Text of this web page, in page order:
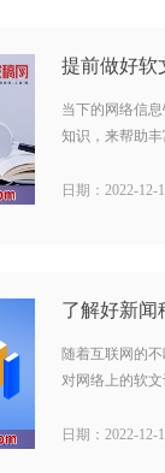
提前做好软
当下的网络信
知识，来帮助
日期：2022-12-
了解好新
随着互联网的
对网络上的软
日期：2022-12-